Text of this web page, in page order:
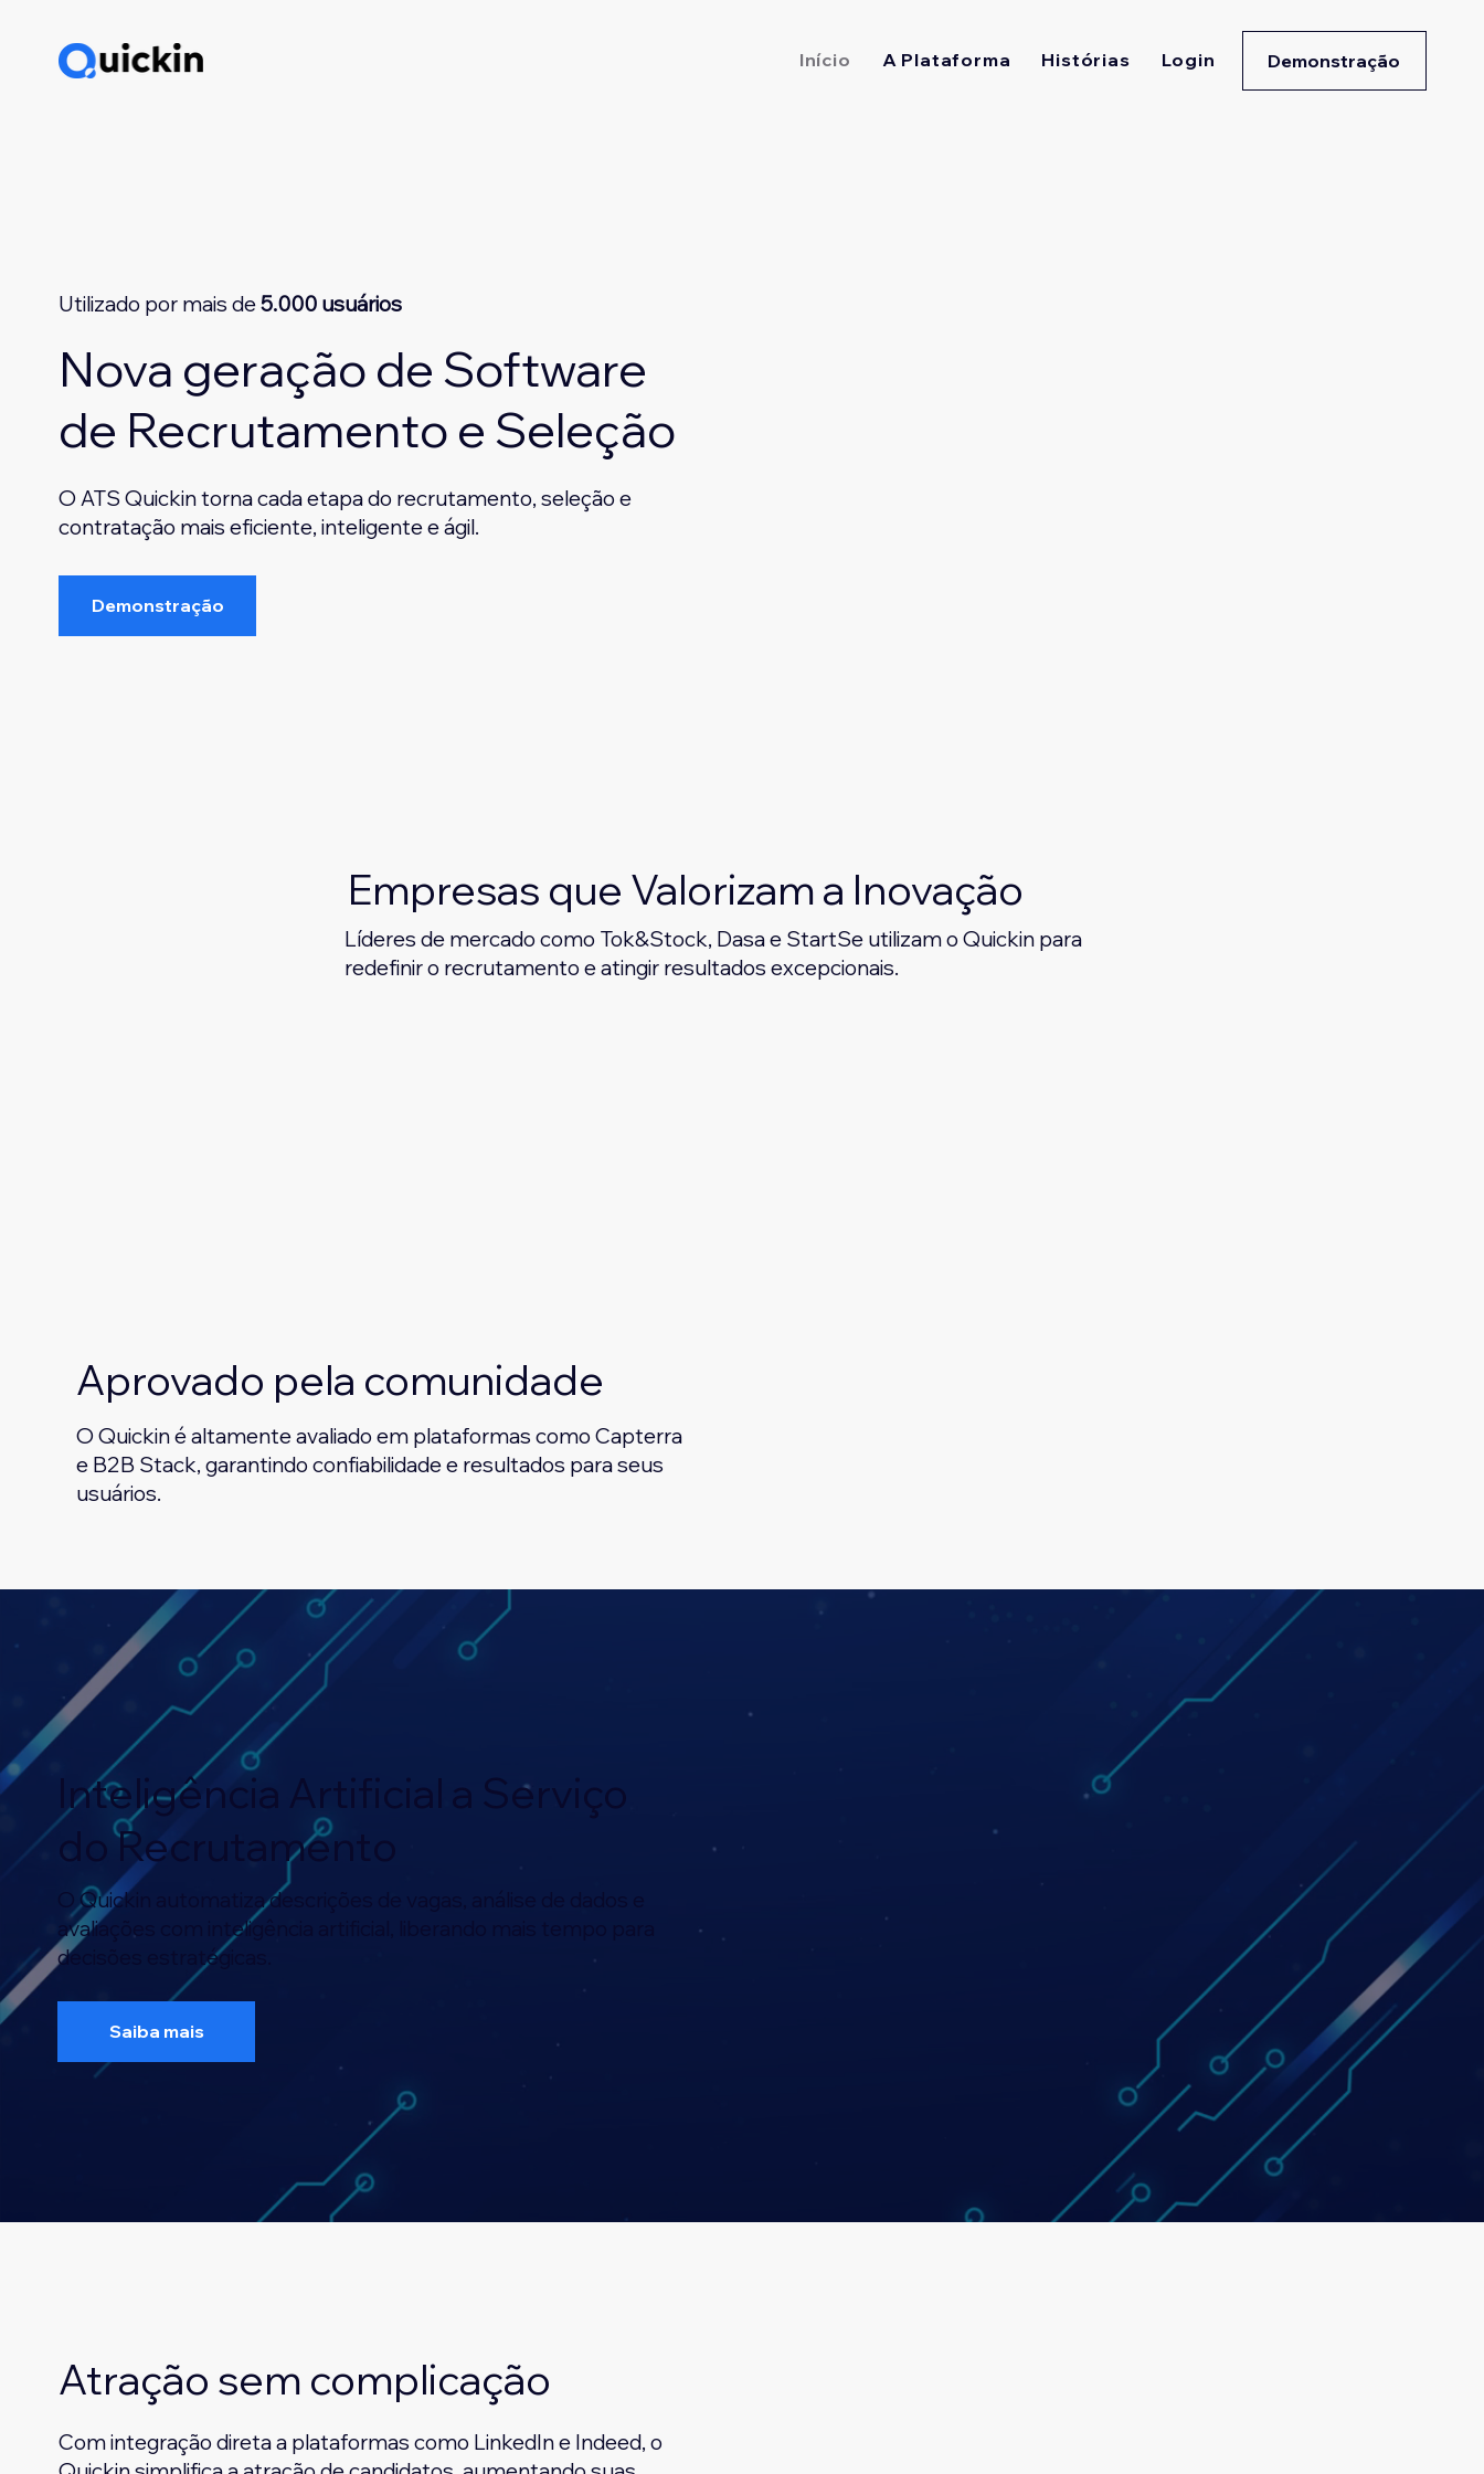
Início A Plataforma Histórias Login Demonstração
Utilizado por mais de5.000 usuários
Nova geração de Software
de Recrutamento e Seleção
O ATS Quickin torna cada etapa do recrutamento, seleção e
contratação mais eficiente, inteligente e ágil.
Demonstração
Atração sem complicação
Com integração direta a plataformas como LinkedIn e Indeed, o
Empresas que Valorizam a Inovação
Líderes de mercado como Tok&Stock, Dasa e StartSe utilizam o Quickin para
redefinir o recrutamento e atingir resultados excepcionais.
Inteligência Artificial a Serviço
do Recrutamento
O Quickin automatiza descrições de vagas, análise de dados e
avaliações com inteligência artificial, liberando mais tempo para
decisões estratégicas.
Saiba mais
Aprovado pela comunidade
O Quickin é altamente avaliado em plataformas como Capterra
e B2B Stack, garantindo confiabilidade e resultados para seus
usuários.